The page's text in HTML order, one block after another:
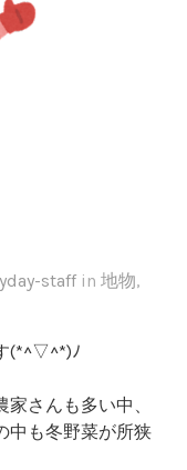
staff in 地物,
(*^▽^*)ﾉ
さんも多い中、
中も冬野菜が所狭